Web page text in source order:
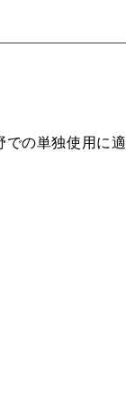
での単独使用に適